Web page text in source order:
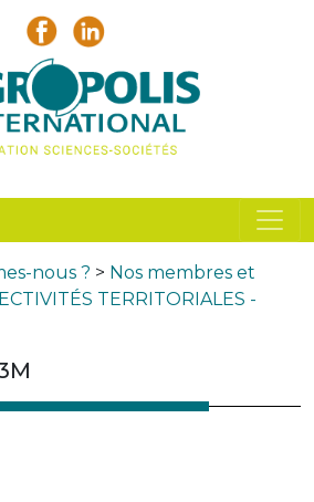
nous ? > Nos membres et
TERRITORIALES -